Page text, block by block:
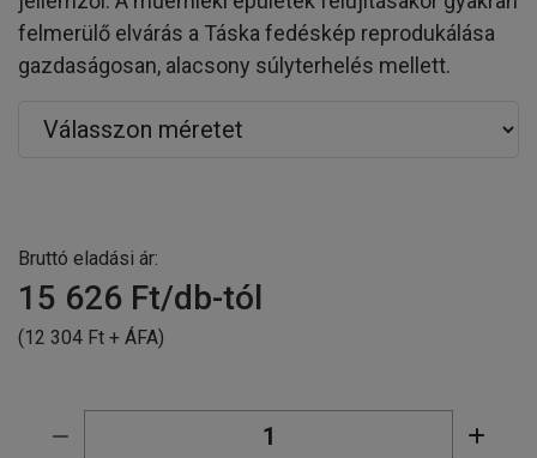
felmerülő elvárás a Táska fedéskép reprodukálása
gazdaságosan, alacsony súlyterhelés mellett.
Bruttó eladási ár:
15 626 Ft/db-tól
(12 304 Ft + ÁFA)